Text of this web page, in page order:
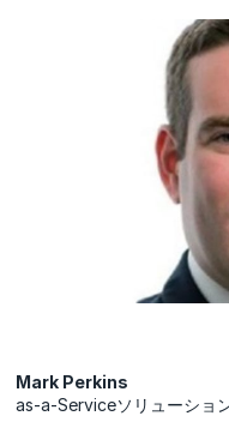
Mark Perkins
as-a-Serviceソリューショ